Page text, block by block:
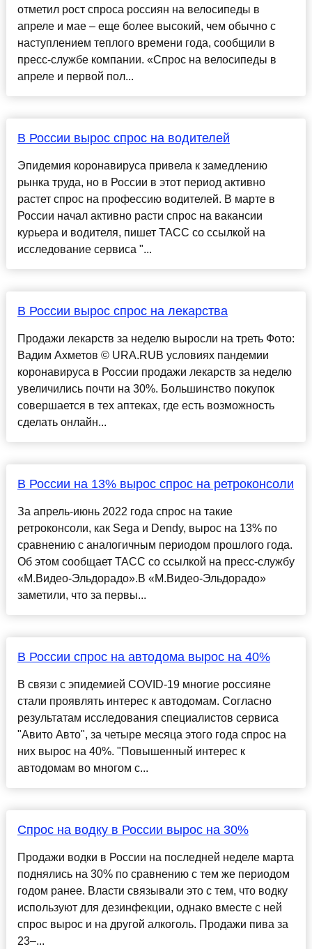
отметил рост спроса россиян на велосипеды в
апреле и мае – еще более высокий, чем обычно с
наступлением теплого времени года, сообщили в
пресс-службе компании. «Спрос на велосипеды в
апреле и первой пол...
В России вырос спрос на водителей
Эпидемия коронавируса привела к замедлению
рынка труда, но в России в этот период активно
растет спрос на профессию водителей. В марте в
России начал активно расти спрос на вакансии
курьера и водителя, пишет ТАСС со ссылкой на
исследование сервиса "...
В России вырос спрос на лекарства
Продажи лекарств за неделю выросли на треть Фото:
Вадим Ахметов © URA.RUВ условиях пандемии
коронавируса в России продажи лекарств за неделю
увеличились почти на 30%. Большинство покупок
совершается в тех аптеках, где есть возможность
сделать онлайн...
В России на 13% вырос спрос на ретроконсоли
За апрель-июнь 2022 года спрос на такие
ретроконсоли, как Sega и Dendy, вырос на 13% по
сравнению с аналогичным периодом прошлого года.
Об этом сообщает ТАСС со ссылкой на пресс-службу
«М.Видео-Эльдорадо».В «М.Видео-Эльдорадо»
заметили, что за первы...
В России спрос на автодома вырос на 40%
В связи с эпидемией COVID-19 многие россияне
стали проявлять интерес к автодомам. Согласно
результатам исследования специалистов сервиса
"Авито Авто", за четыре месяца этого года спрос на
них вырос на 40%. "Повышенный интерес к
автодомам во многом с...
Спрос на водку в России вырос на 30%
Продажи водки в России на последней неделе марта
поднялись на 30% по сравнению с тем же периодом
годом ранее. Власти связывали это с тем, что водку
используют для дезинфекции, однако вместе с ней
спрос вырос и на другой алкоголь. Продажи пива за
23–...